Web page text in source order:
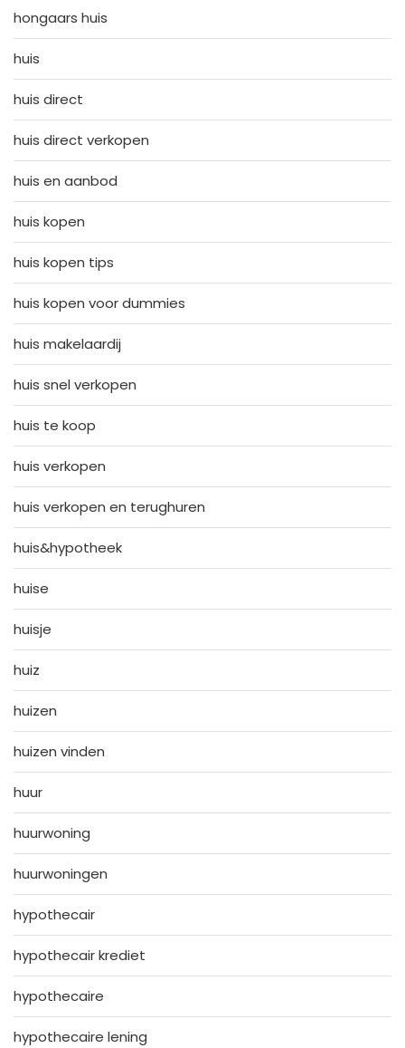
hongaars huis
huis
huis direct
huis direct verkopen
huis en aanbod
huis kopen
huis kopen tips
huis kopen voor dummies
huis makelaardij
huis snel verkopen
huis te koop
huis verkopen
huis verkopen en terughuren
huis&hypotheek
huise
huisje
huiz
huizen
huizen vinden
huur
huurwoning
huurwoningen
hypothecair
hypothecair krediet
hypothecaire
hypothecaire lening